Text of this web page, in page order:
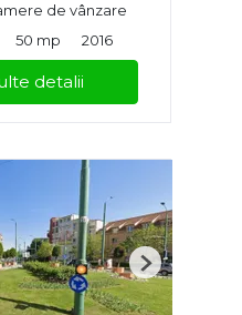
de vânzare
50 mp 2016
detalii
Next